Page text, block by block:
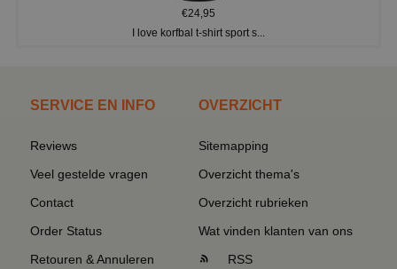
€24,95
I love korfbal t-shirt sport s...
SERVICE EN INFO
Reviews
Veel gestelde vragen
Contact
Order Status
Retouren & Annuleren
OVERZICHT
Sitemapping
Overzicht thema's
Overzicht rubrieken
Wat vinden klanten van ons
RSS